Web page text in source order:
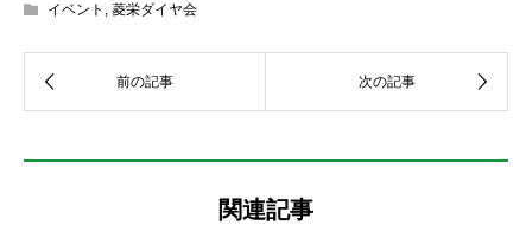
イベント , 菱栄ダイヤ会
関連記事